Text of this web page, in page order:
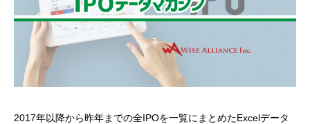
2017年以降から昨年までの全IPOを一覧にまとめたExcelデータ